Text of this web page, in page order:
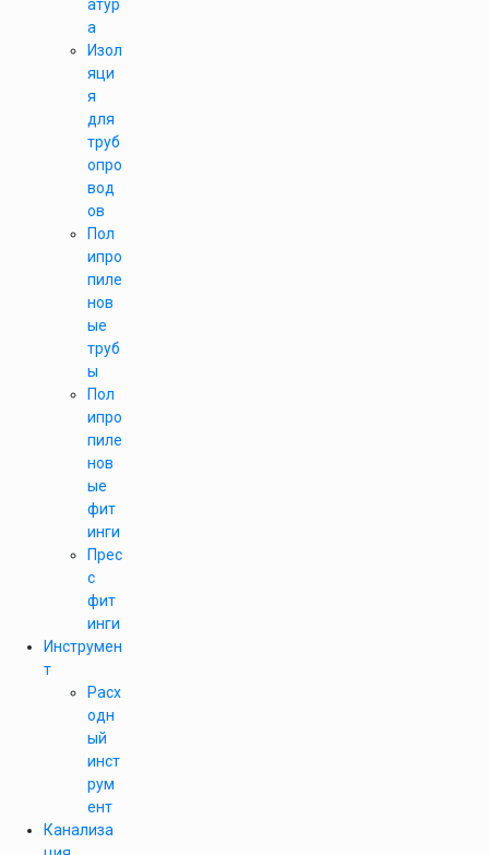
атур
а
Изол
яци
я
для
труб
опро
вод
ов
Пол
ипро
пиле
нов
ые
труб
ы
Пол
ипро
пиле
нов
ые
фит
инги
Прес
с
фит
инги
Инструмен
т
Расх
одн
ый
инст
рум
ент
Канализа